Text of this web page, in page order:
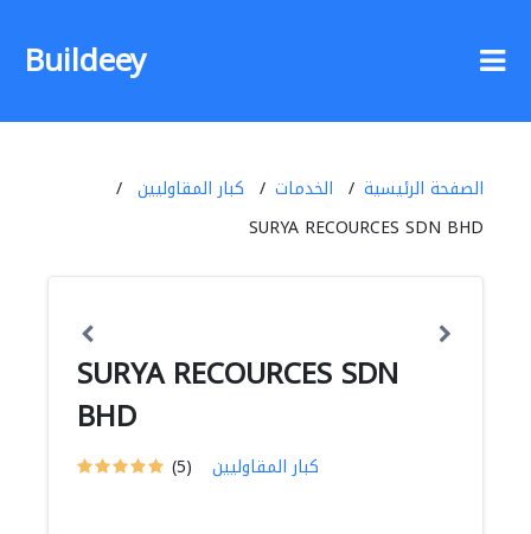
Buildeey
الصفحة الرئيسية الخدمات
كبار المقاوليين
SURYA RECOURCES SDN BHD
SURYA RECOURCES SDN
BHD
(5) كبار المقاوليين